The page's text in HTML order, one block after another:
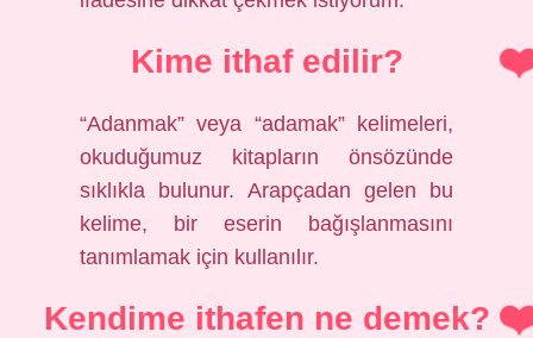
Kime ithaf edilir?
“Adanmak” veya “adamak” kelimeleri,
okuduğumuz kitapların önsözünde
sıklıkla bulunur. Arapçadan gelen bu
kelime, bir eserin bağışlanmasını
tanımlamak için kullanılır.
Kendime ithafen ne demek?